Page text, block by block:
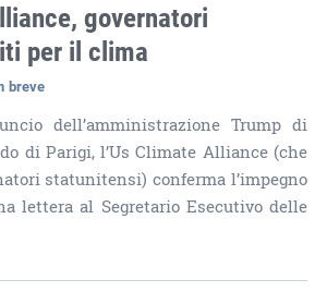
governatori
per il clima
breve
dell’amministrazione Trump di
di Parigi, l’Us Climate Alliance (che
statunitensi) conferma l’impegno
lettera al Segretario Esecutivo delle